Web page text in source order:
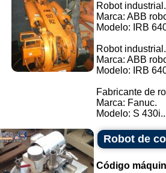
Robot industrial.
Marca: ABB
Modelo: IRB
Robot industrial.
Marca: ABB
Modelo: IRB
Fabricante de
Marca: Fanuc.
Modelo: S
Robot de
Código